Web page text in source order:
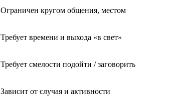
Ограничен кругом общения, местом
Требует времени и выхода «в свет»
Требует смелости подойти / заговорить
Зависит от случая и активности